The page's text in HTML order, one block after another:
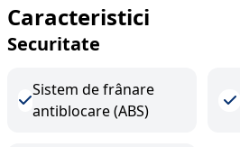
Caracteristici
Securitate
Sistem de frânare
antiblocare (ABS)